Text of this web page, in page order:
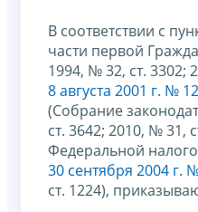
В соответствии с
части первой
1994, № 32, ст. 3302;
8 августа 2001 г. №
(Собрание
ст. 3642; 2010, № 31,
Федеральной
30 сентября 2004 г.
ст. 1224),